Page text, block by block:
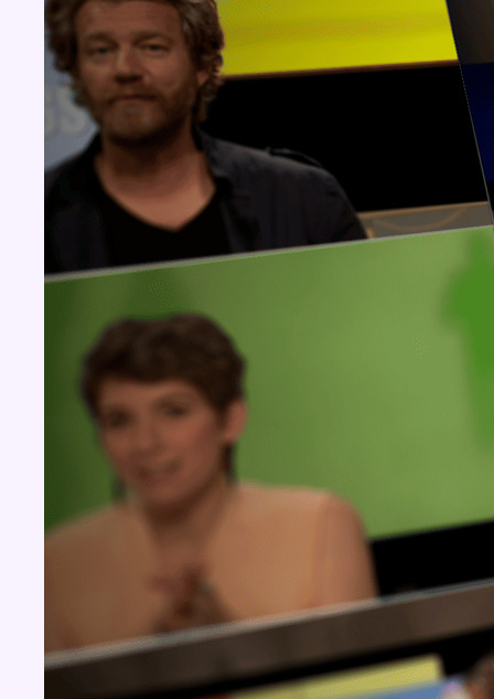
Aucun concours pour le moment